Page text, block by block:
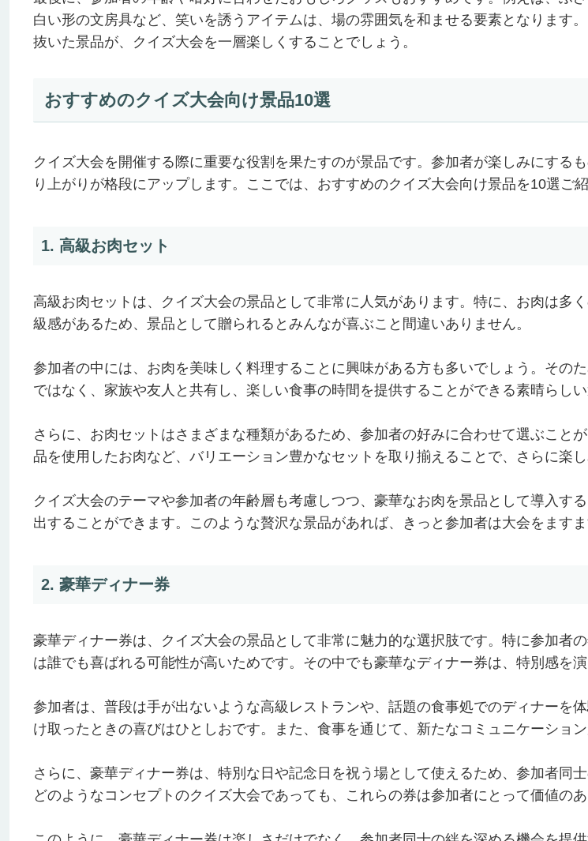
白い形の文房具など、笑いを誘うアイテムは、場の雰囲気を和ませる要素となります
抜いた景品が、クイズ大会を一層楽しくすることでしょう。
おすすめのクイズ大会向け景品10選
クイズ大会を開催する際に重要な役割を果たすのが景品です。参加者が楽しみにする
り上がりが格段にアップします。ここでは、おすすめのクイズ大会向け景品を10選ご紹
1. 高級お肉セット
高級お肉セットは、クイズ大会の景品として非常に人気があります。特に、お肉は多
級感があるため、景品として贈られるとみんなが喜ぶこと間違いありません。
参加者の中には、お肉を美味しく料理することに興味がある方も多いでしょう。その
ではなく、家族や友人と共有し、楽しい食事の時間を提供することができる素晴らしい
さらに、お肉セットはさまざまな種類があるため、参加者の好みに合わせて選ぶこと
品を使用したお肉など、バリエーション豊かなセットを取り揃えることで、さらに楽し
クイズ大会のテーマや参加者の年齢層も考慮しつつ、豪華なお肉を景品として導入す
出することができます。このような贅沢な景品があれば、きっと参加者は大会をますま
2. 豪華ディナー券
豪華ディナー券は、クイズ大会の景品として非常に魅力的な選択肢です。特に参加者
は誰でも喜ばれる可能性が高いためです。その中でも豪華なディナー券は、特別感を演
参加者は、普段は手が出ないような高級レストランや、話題の食事処でのディナーを
け取ったときの喜びはひとしおです。また、食事を通じて、新たなコミュニケーショ
さらに、豪華ディナー券は、特別な日や記念日を祝う場として使えるため、参加者同
どのようなコンセプトのクイズ大会であっても、これらの券は参加者にとって価値のあ